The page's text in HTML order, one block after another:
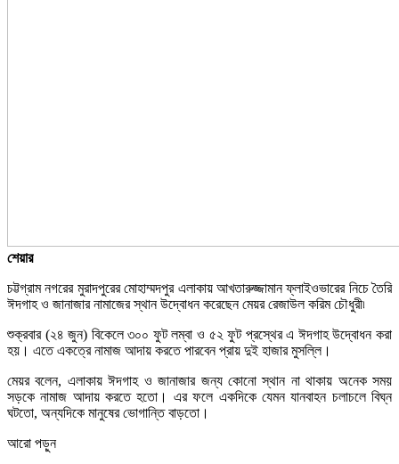
শেয়ার
চট্টগ্রাম নগরের মুরাদপুরের মোহাম্মদপুর এলাকায় আখতারুজ্জামান ফ্লাইওভারের নিচে তৈরি
ঈদগাহ ও জানাজার নামাজের স্থান উদ্বোধন করেছেন মেয়র রেজাউল করিম চৌধুরী৷
শুক্রবার (২৪ জুন) বিকেলে ৩০০ ফুট লম্বা ও ৫২ ফুট প্রস্থের এ ঈদগাহ উদ্বোধন করা
হয়। এতে একত্রে নামাজ আদায় করতে পারবেন প্রায় দুই হাজার মুসল্লি।
মেয়র বলেন, এলাকায় ঈদগাহ ও জানাজার জন্য কোনো স্থান না থাকায় অনেক সময়
সড়কে নামাজ আদায় করতে হতো। এর ফলে একদিকে যেমন যানবাহন চলাচলে বিঘ্ন
ঘটতো, অন্যদিকে মানুষের ভোগান্তি বাড়তো।
আরো পড়ুন